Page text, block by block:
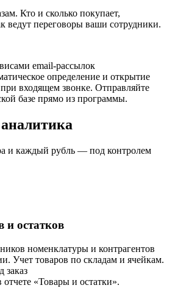
Кто и сколько покупает,
ведут переговоры ваши сотрудники.
email-рассылок
определение и открытие
входящем звонке. Отправляйте
базе прямо из программы.
и каждый рубль — под контролем
и остатков
номенклатуры и контрагентов
Учет товаров по складам и ячейкам.
заказ
«Товары и остатки».